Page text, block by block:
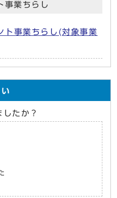
事業ちらし
ト事業ちらし(対象事業
たか？